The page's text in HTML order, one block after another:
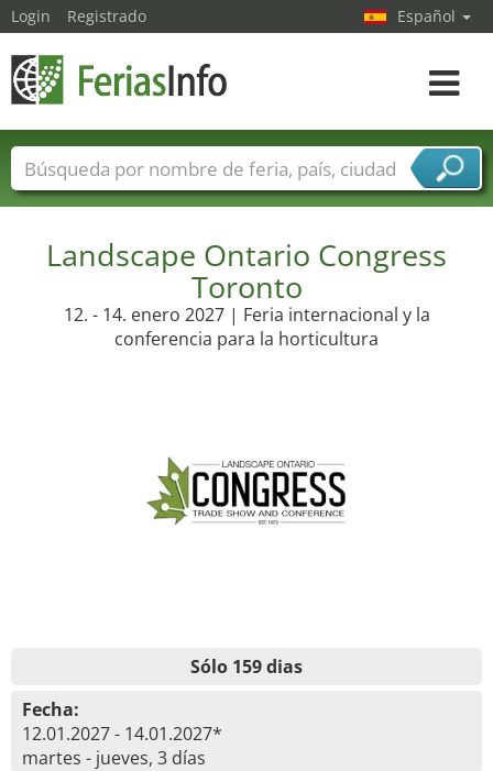
Landscape Ontario Congress
Toronto
12. - 14. enero 2027 | Feria internacional y la
conferencia para la horticultura
Sólo 159 dias
Fecha:
12.01.2027 - 14.01.2027*
martes - jueves, 3 días
Login Registrado Español
toggle
Nombres de ferias Países
Ciudades
Sectores de proveedor de servicios